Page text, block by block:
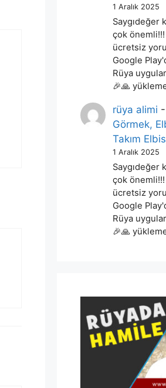
1 Aralık 2025
Saygıdeğer
çok önemli!!!
ücretsiz
Google
Rüya
🎉🙏
rüya alimi -
Görmek,
Takım
1 Aralık 2025
Saygıdeğer
çok önemli!!!
ücretsiz
Google
Rüya
🎉🙏